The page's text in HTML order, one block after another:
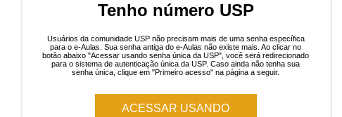
Tenho número USP
Usuários da comunidade USP não precisam mais de uma senha específica
para o e-Aulas. Sua senha antiga do e-Aulas não existe mais. Ao clicar no
botão abaixo "Acessar usando senha única da USP", você será redirecionado
para o sistema de autenticação única da USP. Caso ainda não tenha sua
senha única, clique em "Primeiro acesso" na página a seguir.
ACESSAR USANDO